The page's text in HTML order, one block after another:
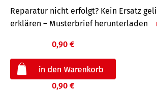
Reparatur nicht erfolgt? Kein Ersatz
erklären – Musterbrief herunterladen
0,90 €
0,90 €